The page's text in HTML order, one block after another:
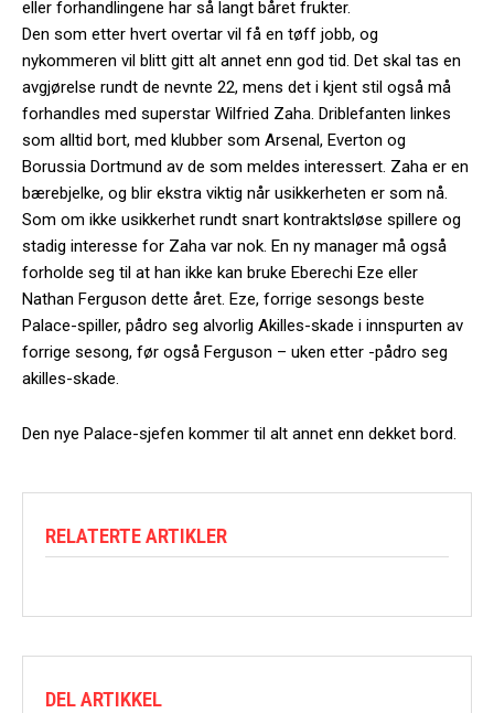
eller forhandlingene har så langt båret frukter.
Den som etter hvert overtar vil få en tøff jobb, og
nykommeren vil blitt gitt alt annet enn god tid. Det skal tas en
avgjørelse rundt de nevnte 22, mens det i kjent stil også må
forhandles med superstar Wilfried Zaha. Driblefanten linkes
som alltid bort, med klubber som Arsenal, Everton og
Borussia Dortmund av de som meldes interessert. Zaha er en
bærebjelke, og blir ekstra viktig når usikkerheten er som nå.
Som om ikke usikkerhet rundt snart kontraktsløse spillere og
stadig interesse for Zaha var nok. En ny manager må også
forholde seg til at han ikke kan bruke Eberechi Eze eller
Nathan Ferguson dette året. Eze, forrige sesongs beste
Palace-spiller, pådro seg alvorlig Akilles-skade i innspurten av
forrige sesong, før også Ferguson – uken etter -pådro seg
akilles-skade.
Den nye Palace-sjefen kommer til alt annet enn dekket bord.
RELATERTE ARTIKLER
DEL ARTIKKEL